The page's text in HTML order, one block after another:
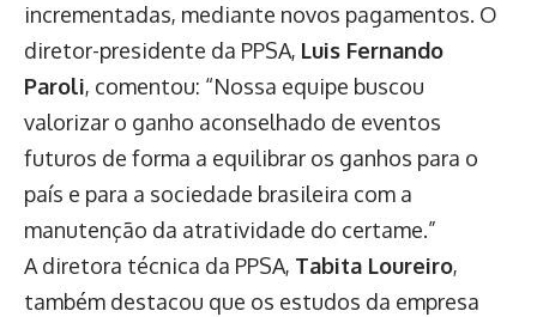
incrementadas, mediante novos pagamentos. O
diretor-presidente da PPSA, Luis Fernando
Paroli, comentou: “Nossa equipe buscou
valorizar o ganho aconselhado de eventos
futuros de forma a equilibrar os ganhos para o
país e para a sociedade brasileira com a
manutenção da atratividade do certame.”
A diretora técnica da PPSA, Tabita Loureiro,
também destacou que os estudos da empresa